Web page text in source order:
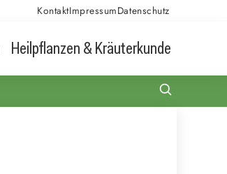
KontaktImpressumDatenschutz
Heilpflanzen & Kräuterkunde